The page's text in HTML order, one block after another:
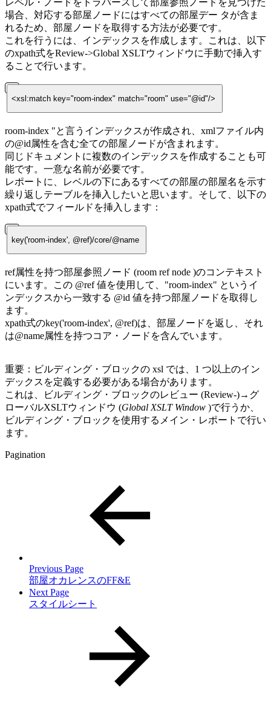
場合、対応する部屋ノードにはすべての部屋デー タが含ま
れるため、部屋ノードを取得する方法が必要です。
これを行うには、インデックスを作成します。これは、以下
のxpath式をReview->Global XSLTウィンドウに手動で挿入す
ることで行います。
<xsl:match key="room-index" match="room" use="@id"/>
room-index "と言うインデックスが作成され、xmlファイル内
の@id属性を含む全ての部屋ノードが含まれます。
同じドキュメントに複数のインデックスを作成することも可
能です。一意な名前が必要です。
レポートに、レベルの下にあるすべての部屋の部屋名を示す
繰り返しテーブルを挿入したいと思います。そして、以下の
xpath式でフィールドを挿入します：
key('room-index', @ref)/core/@name
ref属性を持つ部屋参照ノード (room ref node )のコンテキスト
にいます。この @ref 値を使用して、"room-index" というイ
ンデックスから一致する @id 値を持つ部屋ノードを取得し
ます。
xpath式のkey('room-index', @ref)は、部屋ノードを返し、それ
は@name属性を持つコア・ノードを含んでいます。
重要：ビルディング・ブロックの xsl では、1 つ以上のイン
デックスを定義する必要がある場合があります。
これは、ビルディング・ブロックのレビュー (Review-)→グ
ローバルXSLTウィンドウ (Global XSLT Window )で行うか、
ビルディング・ブロックを使用するメイン・レポートで行い
ます。
Pagination
Previous Page
部屋オカレンスのFF&E
Next Page
スタイルシート